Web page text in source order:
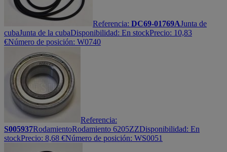
Referencia: DC69-01769AJunta de
cubaJunta de la cubaDisponibilidad: En stockPrecio: 10,83
€Número de posición: W0740
Referencia:
S005937RodamientoRodamiento 6205ZZDisponibilidad: En
stockPrecio: 8,68 €Número de posición: WS0051